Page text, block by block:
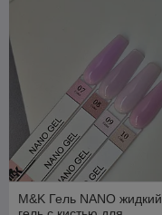
M&K Гель NANO жидкий